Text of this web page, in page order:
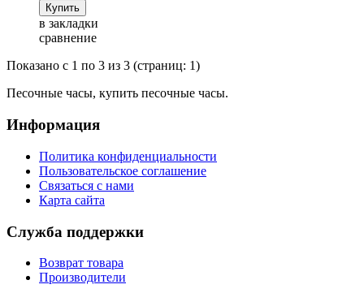
в закладки
сравнение
Показано с 1 по 3 из 3 (страниц: 1)
Песочные часы, купить песочные часы.
Информация
Политика конфиденциальности
Пользовательское соглашение
Связаться с нами
Карта сайта
Служба поддержки
Возврат товара
Производители